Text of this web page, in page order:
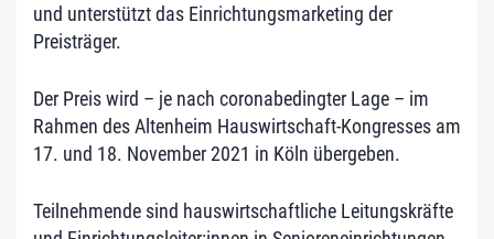
und unterstützt das Einrichtungsmarketing der
Preisträger.
Der Preis wird – je nach coronabedingter Lage – im
Rahmen des Altenheim Hauswirtschaft-Kongresses am
17. und 18. November 2021 in Köln übergeben.
Teilnehmende sind hauswirtschaftliche Leitungskräfte